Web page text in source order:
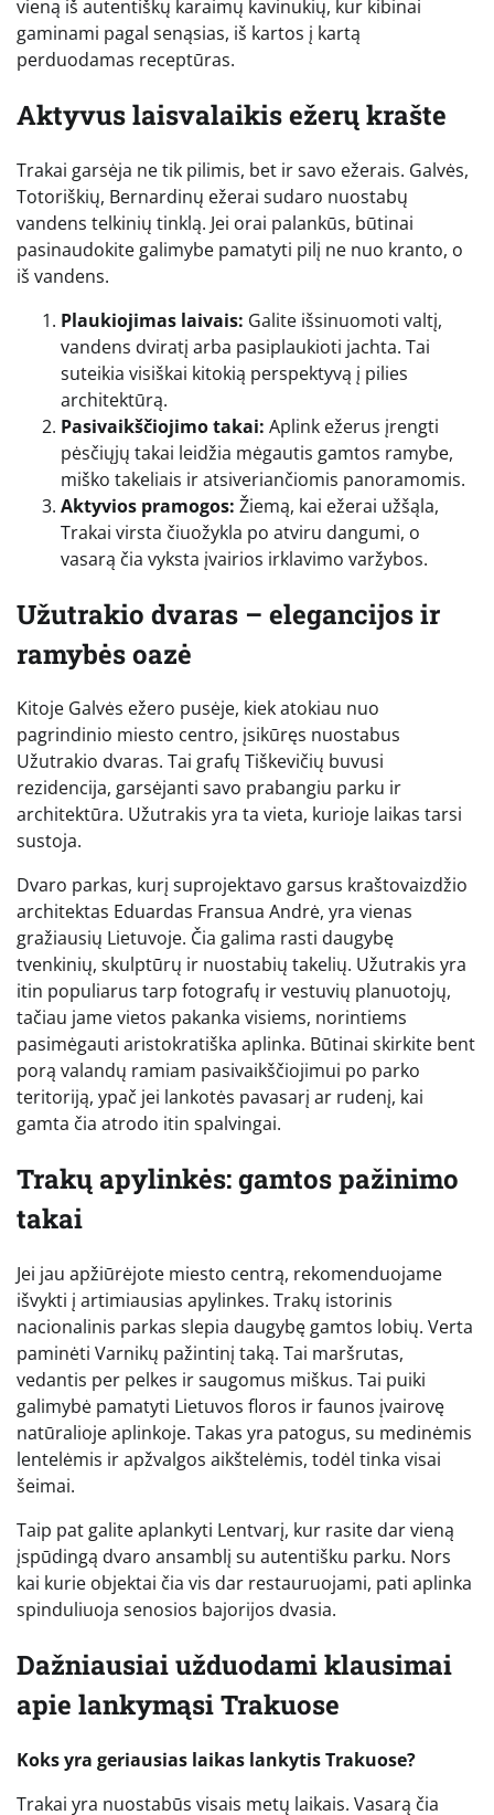
vieną iš autentiškų karaimų kavinukių, kur kibinai
gaminami pagal senąsias, iš kartos į kartą
perduodamas receptūras.
Aktyvus laisvalaikis ežerų krašte
Trakai garsėja ne tik pilimis, bet ir savo ežerais. Galvės,
Totoriškių, Bernardinų ežerai sudaro nuostabų
vandens telkinių tinklą. Jei orai palankūs, būtinai
pasinaudokite galimybe pamatyti pilį ne nuo kranto, o
iš vandens.
Plaukiojimas laivais: Galite išsinuomoti valtį,
vandens dviratį arba pasiplaukioti jachta. Tai
suteikia visiškai kitokią perspektyvą į pilies
architektūrą.
Pasivaikščiojimo takai: Aplink ežerus įrengti
pėsčiųjų takai leidžia mėgautis gamtos ramybe,
miško takeliais ir atsiveriančiomis panoramomis.
Aktyvios pramogos: Žiemą, kai ežerai užšąla,
Trakai virsta čiuožykla po atviru dangumi, o
vasarą čia vyksta įvairios irklavimo varžybos.
Užutrakio dvaras – elegancijos ir
ramybės oazė
Kitoje Galvės ežero pusėje, kiek atokiau nuo
pagrindinio miesto centro, įsikūręs nuostabus
Užutrakio dvaras. Tai grafų Tiškevičių buvusi
rezidencija, garsėjanti savo prabangiu parku ir
architektūra. Užutrakis yra ta vieta, kurioje laikas tarsi
sustoja.
Dvaro parkas, kurį suprojektavo garsus kraštovaizdžio
architektas Eduardas Fransua Andrė, yra vienas
gražiausių Lietuvoje. Čia galima rasti daugybę
tvenkinių, skulptūrų ir nuostabių takelių. Užutrakis yra
itin populiarus tarp fotografų ir vestuvių planuotojų,
tačiau jame vietos pakanka visiems, norintiems
pasimėgauti aristokratiška aplinka. Būtinai skirkite bent
porą valandų ramiam pasivaikščiojimui po parko
teritoriją, ypač jei lankotės pavasarį ar rudenį, kai
gamta čia atrodo itin spalvingai.
Trakų apylinkės: gamtos pažinimo
takai
Jei jau apžiūrėjote miesto centrą, rekomenduojame
išvykti į artimiausias apylinkes. Trakų istorinis
nacionalinis parkas slepia daugybę gamtos lobių. Verta
paminėti Varnikų pažintinį taką. Tai maršrutas,
vedantis per pelkes ir saugomus miškus. Tai puiki
galimybė pamatyti Lietuvos floros ir faunos įvairovę
natūralioje aplinkoje. Takas yra patogus, su medinėmis
lentelėmis ir apžvalgos aikštelėmis, todėl tinka visai
šeimai.
Taip pat galite aplankyti Lentvarį, kur rasite dar vieną
įspūdingą dvaro ansamblį su autentišku parku. Nors
kai kurie objektai čia vis dar restauruojami, pati aplinka
spinduliuoja senosios bajorijos dvasia.
Dažniausiai užduodami klausimai
apie lankymąsi Trakuose
Koks yra geriausias laikas lankytis Trakuose?
Trakai yra nuostabūs visais metų laikais. Vasarą čia